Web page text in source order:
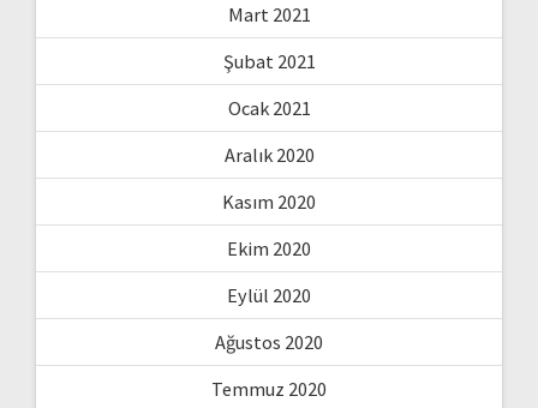
Mart 2021
Şubat 2021
Ocak 2021
Aralık 2020
Kasım 2020
Ekim 2020
Eylül 2020
Ağustos 2020
Temmuz 2020